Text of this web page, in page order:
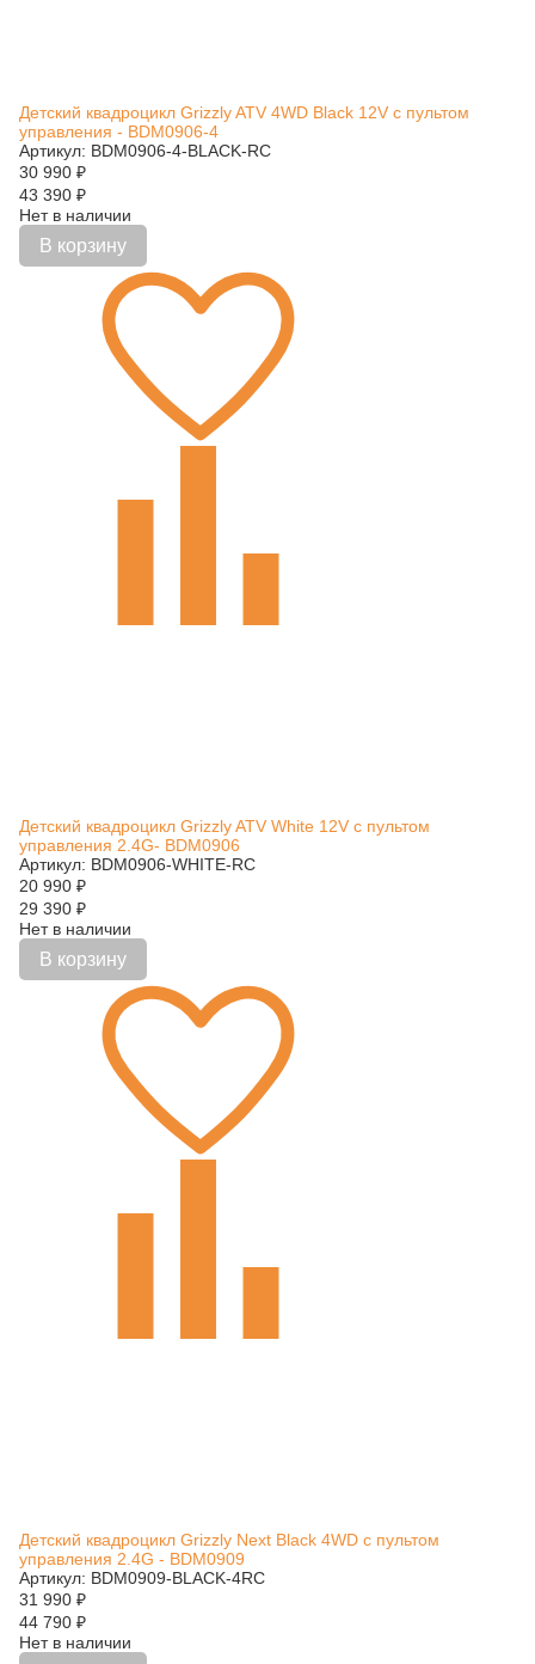
Детский квадроцикл Grizzly ATV 4WD Black 12V с пультом
управления - BDM0906-4
Артикул: BDM0906-4-BLACK-RC
30 990 ₽
43 390 ₽
Нет в наличии
В корзину
Детский квадроцикл Grizzly ATV White 12V с пультом
управления 2.4G- BDM0906
Артикул: BDM0906-WHITE-RC
20 990 ₽
29 390 ₽
Нет в наличии
В корзину
Детский квадроцикл Grizzly Next Black 4WD с пультом
управления 2.4G - BDM0909
Артикул: BDM0909-BLACK-4RC
31 990 ₽
44 790 ₽
Нет в наличии